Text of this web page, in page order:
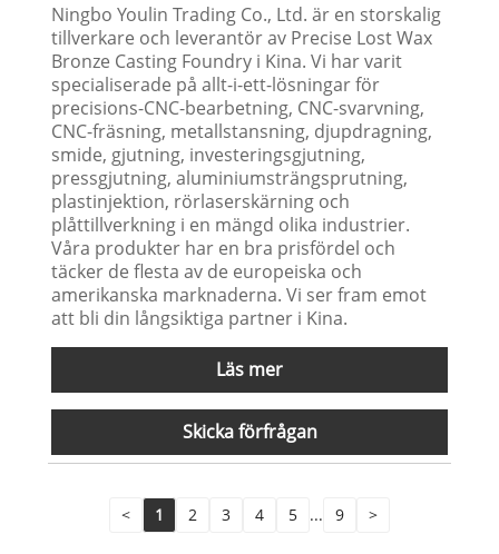
Ningbo Youlin Trading Co., Ltd. är en storskalig
tillverkare och leverantör av Precise Lost Wax
Bronze Casting Foundry i Kina. Vi har varit
specialiserade på allt-i-ett-lösningar för
precisions-CNC-bearbetning, CNC-svarvning,
CNC-fräsning, metallstansning, djupdragning,
smide, gjutning, investeringsgjutning,
pressgjutning, aluminiumsträngsprutning,
plastinjektion, rörlaserskärning och
plåttillverkning i en mängd olika industrier.
Våra produkter har en bra prisfördel och
täcker de flesta av de europeiska och
amerikanska marknaderna. Vi ser fram emot
att bli din långsiktiga partner i Kina.
Läs mer
Skicka förfrågan
< 1 2 3 4 5 ... 9 >